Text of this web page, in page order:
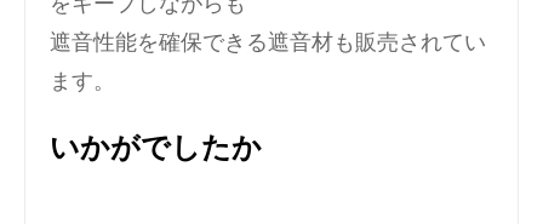
遮音性能を確保できる遮音材も販売されてい
ます。
いかがでしたか